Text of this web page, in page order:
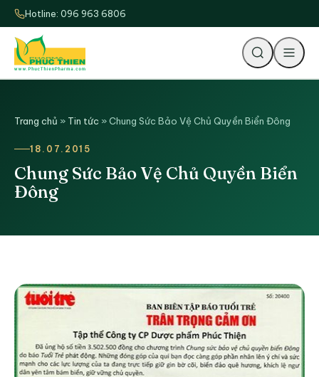
Hotline: 096 963 6806
Trang chủ » Tin tức »Chung Sức Bảo Vệ Chủ Quyền Biển Đông
18.07.2015
Chung Sức Bảo Vệ Chủ Quyền Biển
Đông